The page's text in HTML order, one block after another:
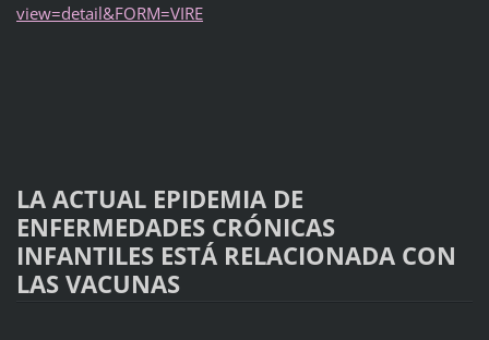
view=detail&FORM=VIRE
LA ACTUAL EPIDEMIA DE
ENFERMEDADES CRÓNICAS
INFANTILES ESTÁ RELACIONADA CON
LAS VACUNAS